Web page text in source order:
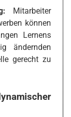
Mitarbeiter
können
Lernens
ändernden
gerecht zu